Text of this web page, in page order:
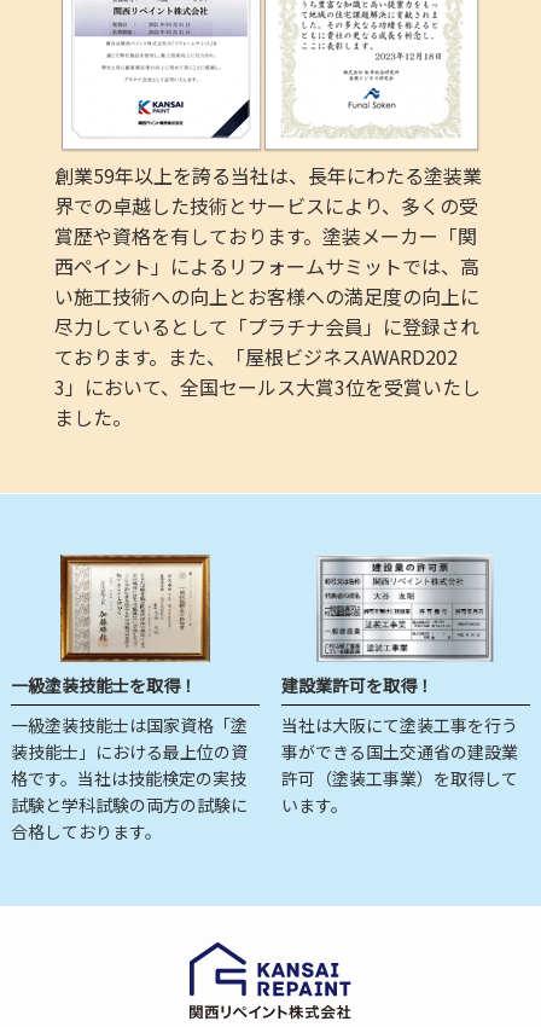
創業59年以上を誇る当社は、長年にわたる塗装業
界での卓越した技術とサービスにより、多くの受
賞歴や資格を有しております。塗装メーカー「関
西ペイント」によるリフォームサミットでは、高
い施工技術への向上とお客様への満足度の向上に
尽力しているとして「プラチナ会員」に登録され
ております。また、「屋根ビジネスAWARD202
3」において、全国セールス大賞3位を受賞いたし
ました。
一級塗装技能士を取得！
一級塗装技能士は国家資格「塗
装技能士」における最上位の資
格です。当社は技能検定の実技
試験と学科試験の両方の試験に
合格しております。
建設業許可を取得！
当社は大阪にて塗装工事を行う
事ができる国土交通省の建設業
許可（塗装工事業）を取得して
います。